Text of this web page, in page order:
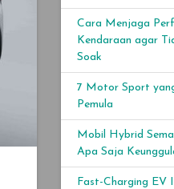
Cara Menjaga
Kendaraan agar
Soak
7 Motor Sport
Pemula
Mobil Hybrid
Apa Saja
Fast-Charging EV